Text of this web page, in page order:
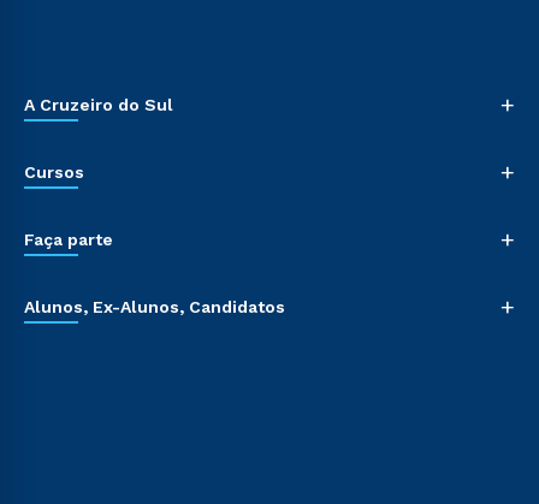
A Cruzeiro do Sul +
Cursos +
Faça parte +
Alunos, Ex-Alunos, Candidatos +